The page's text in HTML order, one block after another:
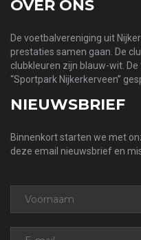
OVER ONS
De voetbalvereniging uit
prestaties samen gaan. De
clubkleuren zijn blauw-wit.
“Sportpark Nijkerkerveen”
NIEUWSBRIEF
Binnenkort starten we met
deze email nieuwsbrief en